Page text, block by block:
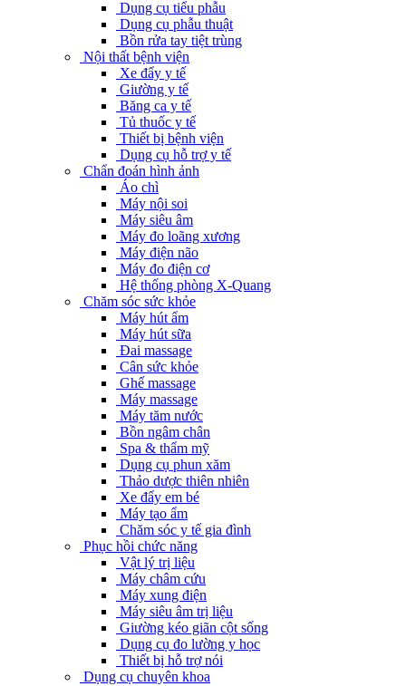
Dụng cụ tiểu phẫu
Dụng cụ phẫu thuật
Bồn rửa tay tiệt trùng
Nội thất bệnh viện
Xe đẩy y tế
Giường y tế
Băng ca y tế
Tủ thuốc y tế
Thiết bị bệnh viện
Dụng cụ hỗ trợ y tế
Chẩn đoán hình ảnh
Áo chì
Máy nội soi
Máy siêu âm
Máy đo loãng xương
Máy điện não
Máy đo điện cơ
Hệ thống phòng X-Quang
Chăm sóc sức khỏe
Máy hút ẩm
Máy hút sữa
Đai massage
Cân sức khỏe
Ghế massage
Máy massage
Máy tăm nước
Bồn ngâm chân
Spa & thẩm mỹ
Dụng cụ phun xăm
Thảo dược thiên nhiên
Xe đẩy em bé
Máy tạo ẩm
Chăm sóc y tế gia đình
Phục hồi chức năng
Vật lý trị liệu
Máy châm cứu
Máy xung điện
Máy siêu âm trị liệu
Giường kéo giãn cột sống
Dụng cụ đo lường y học
Thiết bị hỗ trợ nói
Dụng cụ chuyên khoa